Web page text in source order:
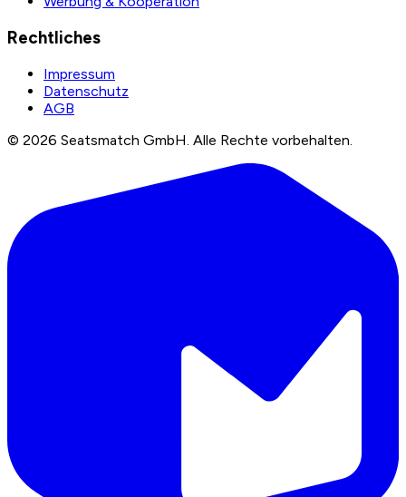
Rechtliches
Impressum
Datenschutz
AGB
© 2026 Seatsmatch GmbH. Alle Rechte vorbehalten.